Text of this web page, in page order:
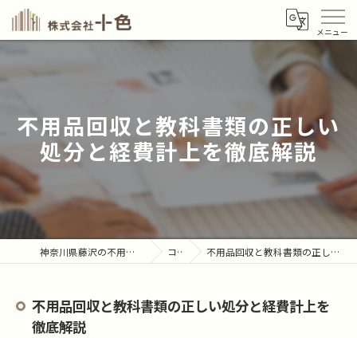
不用品回収と教科書類の正しい
処分と経費計上を徹底解説
神奈川県藤沢の不用品回収なら株式会社十色 コラム 不用品回収と教科書類の正しい処分と経費計上を徹底解説
不用品回収と教科書類の正しい処分と経費計上を
徹底解説